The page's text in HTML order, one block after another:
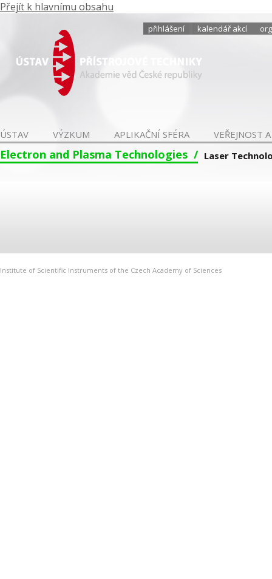
Přejít k hlavnímu obsahu
přihlášení kalendář akcí
ÚSTAV VÝZKUM APLIKAČNÍ SFÉRA VEŘEJNOST
Electron and Plasma Technologies Laser
Institute of Scientific Instruments of the Czech Academy of Sciences